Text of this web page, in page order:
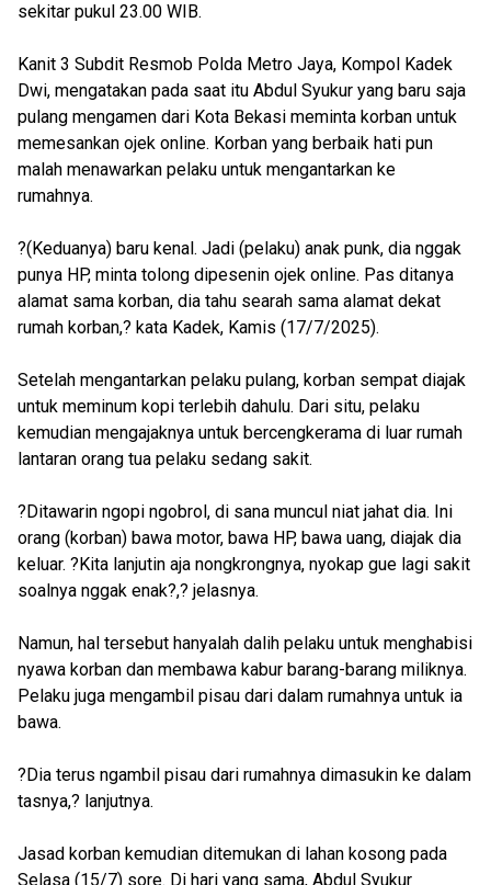
sekitar pukul 23.00 WIB.
Kanit 3 Subdit Resmob Polda Metro Jaya, Kompol Kadek
Dwi, mengatakan pada saat itu Abdul Syukur yang baru saja
pulang mengamen dari Kota Bekasi meminta korban untuk
memesankan ojek online. Korban yang berbaik hati pun
malah menawarkan pelaku untuk mengantarkan ke
rumahnya.
?(Keduanya) baru kenal. Jadi (pelaku) anak punk, dia nggak
punya HP, minta tolong dipesenin ojek online. Pas ditanya
alamat sama korban, dia tahu searah sama alamat dekat
rumah korban,? kata Kadek, Kamis (17/7/2025).
Setelah mengantarkan pelaku pulang, korban sempat diajak
untuk meminum kopi terlebih dahulu. Dari situ, pelaku
kemudian mengajaknya untuk bercengkerama di luar rumah
lantaran orang tua pelaku sedang sakit.
?Ditawarin ngopi ngobrol, di sana muncul niat jahat dia. Ini
orang (korban) bawa motor, bawa HP, bawa uang, diajak dia
keluar. ?Kita lanjutin aja nongkrongnya, nyokap gue lagi sakit
soalnya nggak enak?,? jelasnya.
Namun, hal tersebut hanyalah dalih pelaku untuk menghabisi
nyawa korban dan membawa kabur barang-barang miliknya.
Pelaku juga mengambil pisau dari dalam rumahnya untuk ia
bawa.
?Dia terus ngambil pisau dari rumahnya dimasukin ke dalam
tasnya,? lanjutnya.
Jasad korban kemudian ditemukan di lahan kosong pada
Selasa (15/7) sore. Di hari yang sama, Abdul Syukur